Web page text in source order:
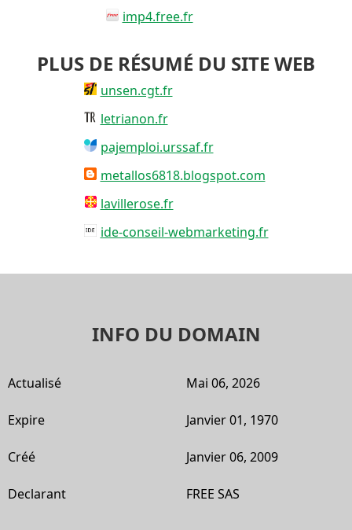
imp4.free.fr
PLUS DE RÉSUMÉ DU SITE WEB
unsen.cgt.fr
letrianon.fr
pajemploi.urssaf.fr
metallos6818.blogspot.com
lavillerose.fr
ide-conseil-webmarketing.fr
INFO DU DOMAIN
Actualisé Mai 06, 2026
Expire Janvier 01, 1970
Créé Janvier 06, 2009
Declarant FREE SAS